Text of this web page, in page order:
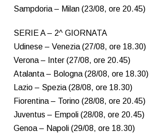
Sampdoria – Milan (23/08, ore 20.45)
SERIE A – 2^ GIORNATA
Udinese – Venezia (27/08, ore 18.30)
Verona – Inter (27/08, ore 20.45)
Atalanta – Bologna (28/08, ore 18.30)
Lazio – Spezia (28/08, ore 18.30)
Fiorentina – Torino (28/08, ore 20.45)
Juventus – Empoli (28/08, ore 20.45)
Genoa – Napoli (29/08, ore 18.30)